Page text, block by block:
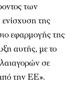
των
ενίσχυση της
εφαρμογής της
αυτής, με το
σε
την ΕΕ».